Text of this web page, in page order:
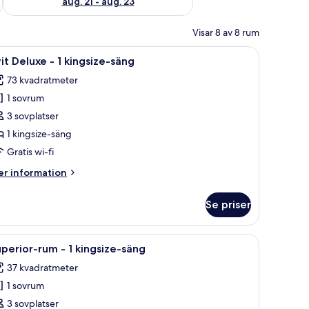
Visar 8 av 8 rum
ett skrivbord, en stol och ett stort fönster.Duntäcken, memory foam-madrasser och
7 Deluxe - 1 kingsize-säng
73 kvadratmeter
1 sovrum
3 sovplatser
1 kingsize-säng
Gratis wi-fi
information
Se priser
memory foam-madrasser och värdeförvaringsskåp på rummet
Ett modernt hotellrum med en stor säng,
7 rum - 1 kingsize-säng
37 kvadratmeter
1 sovrum
3 sovplatser